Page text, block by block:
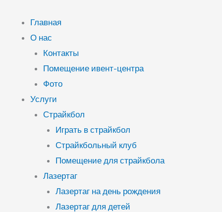
содержимому
Главная
О нас
Контакты
Помещение ивент-центра
Фото
Услуги
Страйкбол
Играть в страйкбол
Страйкбольный клуб
Помещение для страйкбола
Лазертаг
Лазертаг на день рождения
Лазертаг для детей